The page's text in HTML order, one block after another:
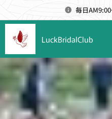
毎日
LuckBridalClub